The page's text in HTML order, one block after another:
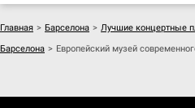
Главная > Барселона > Лучшие концертные
Барселона > Европейский музей